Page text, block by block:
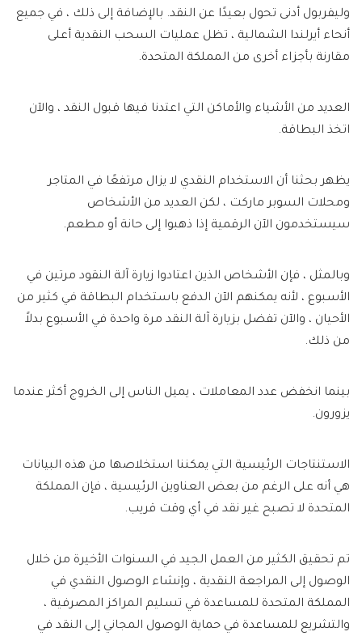
وليفربول أدنى تحول بعيدًا عن النقد. بالإضافة إلى ذلك ، في جميع
أنحاء أيرلندا الشمالية ، تظل عمليات السحب النقدية أعلى
مقارنة بأجزاء أخرى من المملكة المتحدة.
العديد من الأشياء والأماكن التي اعتدنا فيها قبول النقد ، والآن
اتخذ البطاقة.
يظهر بحثنا أن الاستخدام النقدي لا يزال مرتفعًا في المتاجر
ومحلات السوبر ماركت ، لكن العديد من الأشخاص
سيستخدمون الآن الرقمية إذا ذهبوا إلى حانة أو مطعم.
وبالمثل ، فإن الأشخاص الذين اعتادوا زيارة آلة النقود مرتين في
الأسبوع ، لأنه يمكنهم الآن الدفع باستخدام البطاقة في كثير من
الأحيان ، والآن تفضل بزيارة آلة النقد مرة واحدة في الأسبوع بدلاً
من ذلك.
بينما انخفض عدد المعاملات ، يميل الناس إلى الخروج أكثر عندما
يزورون.
الاستنتاجات الرئيسية التي يمكننا استخلاصها من هذه البيانات
هي أنه على الرغم من بعض العناوين الرئيسية ، فإن المملكة
المتحدة لا تصبح غير نقد في أي وقت قريب.
تم تحقيق الكثير من العمل الجيد في السنوات الأخيرة من خلال
الوصول إلى المراجعة النقدية ، وإنشاء الوصول النقدي في
المملكة المتحدة للمساعدة في تسليم المراكز المصرفية ،
والتشريع للمساعدة في حماية الوصول المجاني إلى النقد في